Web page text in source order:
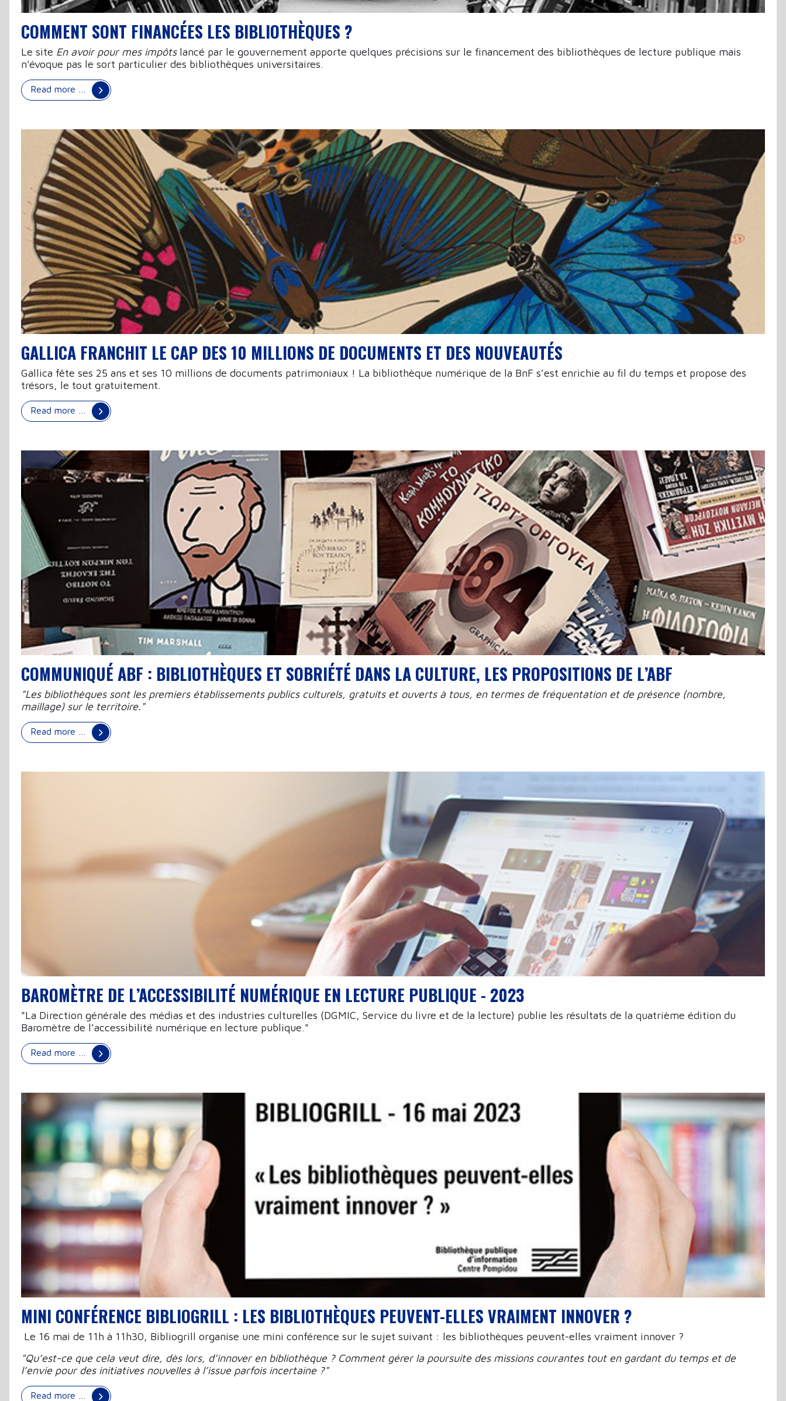
COMMENT SONT FINANCÉES LES BIBLIOTHÈQUES ?
Le site En avoir pour mes impôtslancé par le gouvernement apporte quelques précisions sur le financement des bibliothèques de lecture publique mais
n'évoque pas le sort particulier des bibliothèques universitaires.
Read more …
GALLICA FRANCHIT LE CAP DES 10 MILLIONS DE DOCUMENTS ET DES NOUVEAUTÉS
Gallica fête ses 25 ans et ses 10 millions de documents patrimoniaux ! La bibliothèque numérique de la BnF s’est enrichie au fil du temps et propose des
trésors, le tout gratuitement.
Read more …
COMMUNIQUÉ ABF : BIBLIOTHÈQUES ET SOBRIÉTÉ DANS LA CULTURE, LES PROPOSITIONS DE L’ABF
"Les bibliothèques sont les premiers établissements publics culturels, gratuits et ouverts à tous, en termes de fréquentation et de présence (nombre,
maillage) sur le territoire."
Read more …
BAROMÈTRE DE L’ACCESSIBILITÉ NUMÉRIQUE EN LECTURE PUBLIQUE - 2023
"La Direction générale des médias et des industries culturelles (DGMIC, Service du livre et de la lecture) publie les résultats de la quatrième édition du
Baromètre de l’accessibilité numérique en lecture publique."
Read more …
MINI CONFÉRENCE BIBLIOGRILL : LES BIBLIOTHÈQUES PEUVENT-ELLES VRAIMENT INNOVER ?
Le 16 mai de 11h à 11h30, Bibliogrill organise une mini conférence sur le sujet suivant : les bibliothèques peuvent-elles vraiment innover ?
"Qu’est-ce que cela veut dire, dès lors, d’innover en bibliothèque ? Comment gérer la poursuite des missions courantes tout en gardant du temps et de
l’envie pour des initiatives nouvelles à l’issue parfois incertaine ?"
Read more …